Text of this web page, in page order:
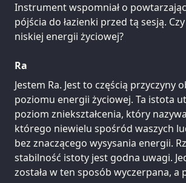
Instrument wspomniał o
pójścia do łazienki przed tą sesją.
niskiej energii życiowej?
Ra
Jestem Ra. Jest to częścią przyczyny
poziomu energii życiowej. Ta istota
poziom zniekształcenia, który
którego niewielu spośród waszych
bez znaczącego wysysania energii.
stabilność istoty jest godna uwagi.
została w ten sposób wyczerpana, a